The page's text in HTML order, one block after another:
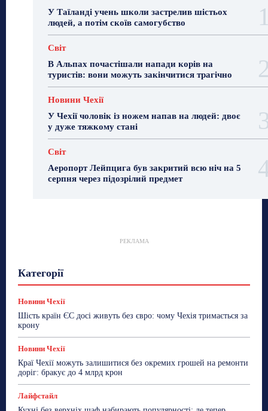
У Таїланді учень школи застрелив шістьох
людей, а потім скоїв самогубство
Світ
В Альпах почастішали напади корів на
туристів: вони можуть закінчитися трагічно
Новини Чехії
У Чехії чоловік із ножем напав на людей: двоє
у дуже тяжкому стані
Світ
Аеропорт Лейпцига був закритий всю ніч на 5
серпня через підозрілий предмет
РЕКЛАМА
Категорії
Новини Чехії
Робота
Сад та город
ТехноМанія
Топ-новини Фоторепортаж
Новини Чехії
Шість країн ЄС досі живуть без євро: чому Чехія тримається за
крону
Новини Чехії
Краї Чехії можуть залишитися без окремих грошей на ремонти
доріг: бракує до 4 млрд крон
Лайфстайл